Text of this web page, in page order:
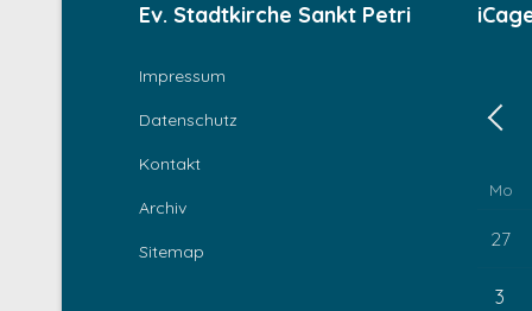
Ev. Stadtkirche Sankt Petri
Impressum
Datenschutz
Kontakt
Archiv
Sitemap
Mo
27
3